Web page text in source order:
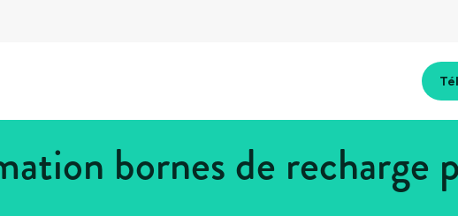
bornes de recharge